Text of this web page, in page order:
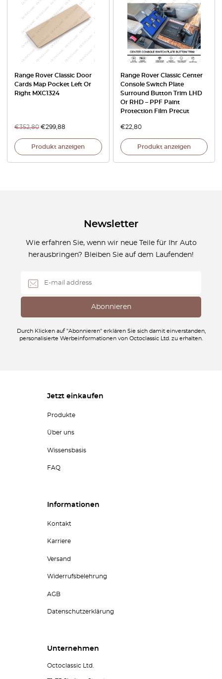
Range Rover Classic Door
Cards Map Pocket Left Or
Right MXC1324
€352,80 €299,88
Produkt anzeigen
Range Rover Classic Center
Console Switch Plate
Surround Button Trim LHD
Or RHD – PPF Paint
Protection Film Precut
€22,80
Produkt anzeigen
Newsletter
Wie erfahren Sie, wenn wir neue Teile für Ihr Auto
herausbringen? Bleiben Sie auf dem Laufenden!
Durch Klicken auf "Abonnieren" erklären Sie sich damit einverstanden,
personalisierte Werbeinformationen von Octoclassic Ltd. zu erhalten.
Jetzt einkaufen
Produkte
Über uns
Wissensbasis
FAQ
Informationen
Kontakt
Karriere
Versand
Widerrufsbelehrung
AGB
Datenschutzerklärung
Unternehmen
Octoclassic Ltd.